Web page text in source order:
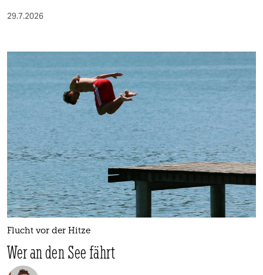
29.7.2026
Flucht vor der Hitze
Wer an den See fährt